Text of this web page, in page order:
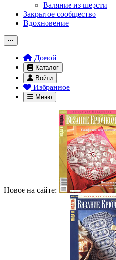
Валяние из шерсти
Закрытое сообщество
Вдохновение
Домой
Каталог
Войти
Избранное
Меню
Новое на сайте: